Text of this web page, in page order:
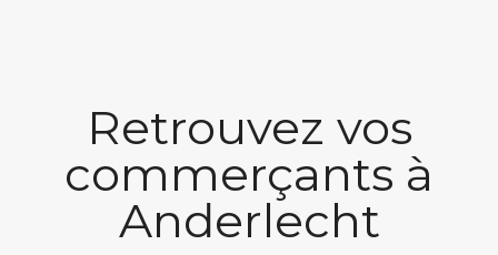
Retrouvez vos
commerçants à
Anderlecht